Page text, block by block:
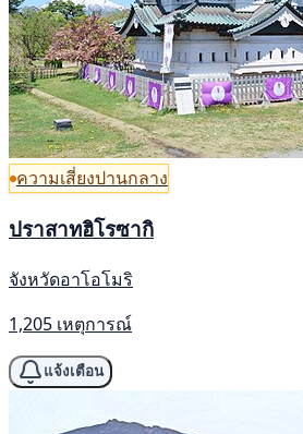
ความเสี่ยงปานกลาง
ปราสาทฮิโรซากิ
จังหวัดอาโอโมริ
1,205 เหตุการณ์
แจ้งเตือน